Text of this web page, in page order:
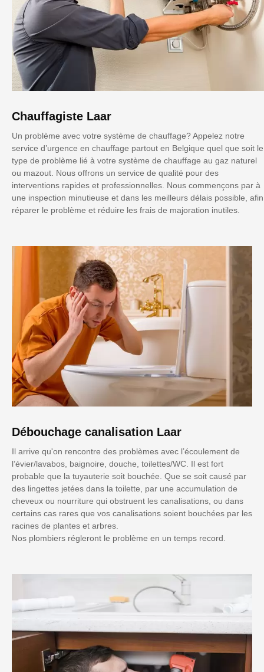
Chauffagiste Laar
Un problème avec votre système de chauffage? Appelez notre
service d’urgence en chauffage partout en Belgique quel que soit le
type de problème lié à votre système de chauffage au gaz naturel
ou mazout. Nous offrons un service de qualité pour des
interventions rapides et professionnelles. Nous commençons par à
une inspection minutieuse et dans les meilleurs délais possible, afin
réparer le problème et réduire les frais de majoration inutiles.
Débouchage canalisation Laar
Il arrive qu'on rencontre des problèmes avec l’écoulement de
l’évier/lavabos, baignoire, douche, toilettes/WC. Il est fort
probable que la tuyauterie soit bouchée. Que se soit causé par
des lingettes jetées dans la toilette, par une accumulation de
cheveux ou nourriture qui obstruent les canalisations, ou dans
certains cas rares que vos canalisations soient bouchées par les
racines de plantes et arbres.
Nos plombiers régleront le problème en un temps record.